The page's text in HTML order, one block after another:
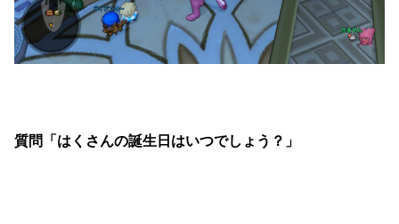
質問「はくさんの誕生日はいつでしょう？」